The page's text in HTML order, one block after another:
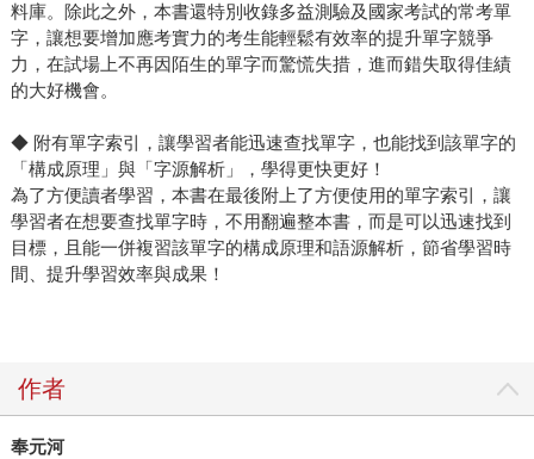
料庫。除此之外，本書還特別收錄多益測驗及國家考試的常考單
字，讓想要增加應考實力的考生能輕鬆有效率的提升單字競爭
力，在試場上不再因陌生的單字而驚慌失措，進而錯失取得佳績
的大好機會。
◆ 附有單字索引，讓學習者能迅速查找單字，也能找到該單字的
「構成原理」與「字源解析」，學得更快更好！
為了方便讀者學習，本書在最後附上了方便使用的單字索引，讓
學習者在想要查找單字時，不用翻遍整本書，而是可以迅速找到
目標，且能一併複習該單字的構成原理和語源解析，節省學習時
間、提升學習效率與成果！
作者
奉元河